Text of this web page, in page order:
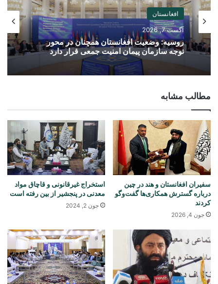
افغانستان
آگست 7, 2026
روسیه: وضعیت افغانستان همچنان در محور
توجه سازمان پیمان امنیت جمعی قرار دارد
مطالب مشابه
سفیران افغانستان و هند در چین
درباره گسترش همکاری‌ها گفت‌وگو
کردند
جون 4, 2026
استخراج غیرقانونی و قاچاق مواد
معدنی در پنجشیر از بین رفته است
جون 2, 2024